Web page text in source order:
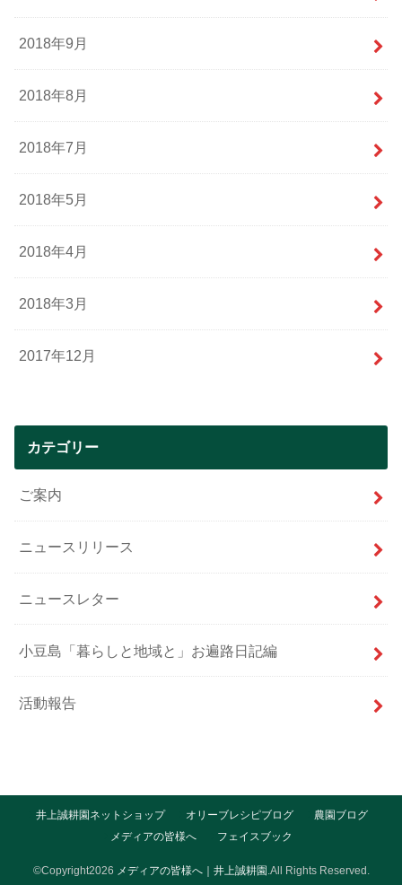
2018年9月
2018年8月
2018年7月
2018年5月
2018年4月
2018年3月
2017年12月
カテゴリー
ご案内
ニュースリリース
ニュースレター
小豆島「暮らしと地域と」お遍路日記編
活動報告
井上誠耕園ネットショップ オリーブレシピブログ
農園ブログ
メディアの皆様へ
フェイスブック
©Copyright2026 メディアの皆様へ｜井上誠耕園 .All Rights Reserved.